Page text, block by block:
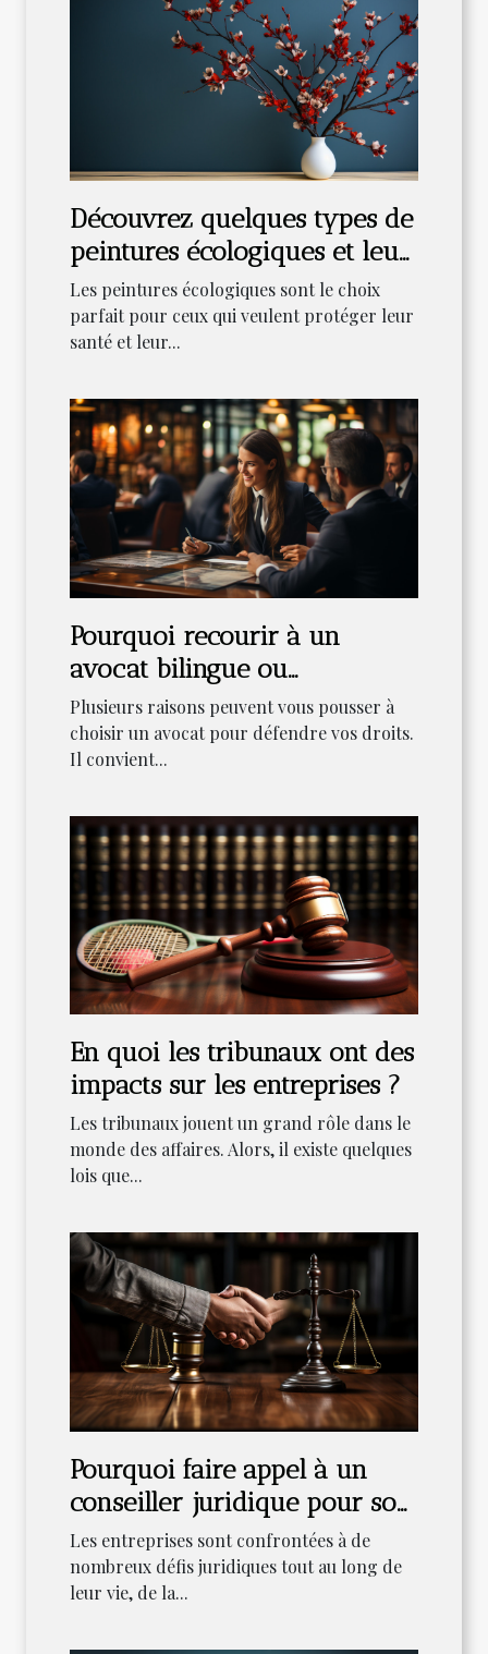
Découvrez quelques types de
peintures écologiques et leur
bienfaits
Les peintures écologiques sont le choix
parfait pour ceux qui veulent protéger leur
santé et leur...
Pourquoi recourir à un
avocat bilingue ou
multilingue ?
Plusieurs raisons peuvent vous pousser à
choisir un avocat pour défendre vos droits.
Il convient...
En quoi les tribunaux ont des
impacts sur les entreprises ?
Les tribunaux jouent un grand rôle dans le
monde des affaires. Alors, il existe quelques
lois que...
Pourquoi faire appel à un
conseiller juridique pour son
entreprise ?
Les entreprises sont confrontées à de
nombreux défis juridiques tout au long de
leur vie, de la...